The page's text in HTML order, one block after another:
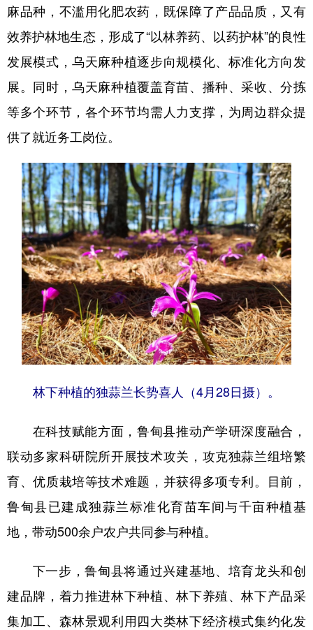
麻品种，不滥用化肥农药，既保障了产品品质，又有
效养护林地生态，形成了“以林养药、以药护林”的良性
发展模式，乌天麻种植逐步向规模化、标准化方向发
展。同时，乌天麻种植覆盖育苗、播种、采收、分拣
等多个环节，各个环节均需人力支撑，为周边群众提
供了就近务工岗位。
林下种植的独蒜兰长势喜人（4月28日摄）。
在科技赋能方面，鲁甸县推动产学研深度融合，
联动多家科研院所开展技术攻关，攻克独蒜兰组培繁
育、优质栽培等技术难题，并获得多项专利。目前，
鲁甸县已建成独蒜兰标准化育苗车间与千亩种植基
地，带动500余户农户共同参与种植。
下一步，鲁甸县将通过兴建基地、培育龙头和创
建品牌，着力推进林下种植、林下养殖、林下产品采
集加工、森林景观利用四大类林下经济模式集约化发